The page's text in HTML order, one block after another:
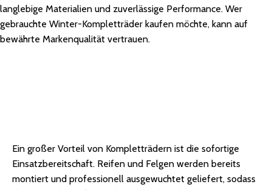
langlebige Materialien und zuverlässige Performance. Wer
gebrauchte Winter-Kompletträder kaufen möchte, kann auf
bewährte Markenqualität vertrauen.
Ein großer Vorteil von Kompletträdern ist die sofortige
Einsatzbereitschaft. Reifen und Felgen werden bereits
montiert und professionell ausgewuchtet geliefert, sodass